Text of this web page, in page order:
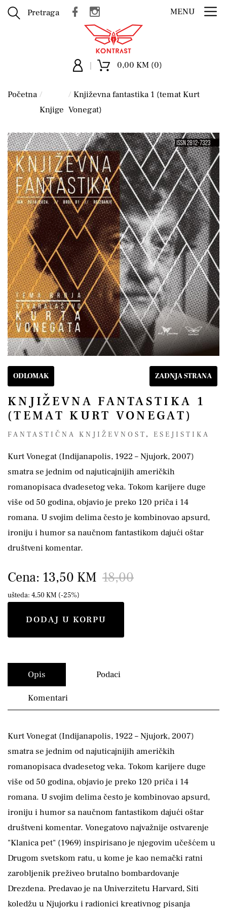
Pretraga MENU
0,00 KM (0)
Početna
Knjige
Književna fantastika 1 (temat Kurt
Vonegat)
ODLOMAK ZADNJA STRANA
KNJIŽEVNA FANTASTIKA 1
(TEMAT KURT VONEGAT)
FANTASTIČNA KNJIŽEVNOST , ESEJISTIKA
Kurt Vonegat (Indijanapolis, 1922 – Njujork, 2007)
smatra se jednim od najuticajnijih američkih
romanopisaca dvadesetog veka. Tokom karijere duge
više od 50 godina, objavio je preko 120 priča i 14
romana. U svojim delima često je kombinovao apsurd,
ironiju i humor sa naučnom fantastikom dajući oštar
društveni komentar.
Cena: 13,50 KM 18,00
ušteda: 4,50 KM (-25%)
DODAJ U KORPU
Opis Podaci
Komentari
Kurt Vonegat (Indijanapolis, 1922 – Njujork, 2007)
smatra se jednim od najuticajnijih američkih
romanopisaca dvadesetog veka. Tokom karijere duge
više od 50 godina, objavio je preko 120 priča i 14
romana. U svojim delima često je kombinovao apsurd,
ironiju i humor sa naučnom fantastikom dajući oštar
društveni komentar. Vonegatovo najvažnije ostvarenje
"Klanica pet" (1969) inspirisano je njegovim učešćem u
Drugom svetskom ratu, u kome je kao nemački ratni
zarobljenik preživeo brutalno bombardovanje
Drezdena. Predavao je na Univerzitetu Harvard, Siti
koledžu u Njujorku i radionici kreativnog pisanja